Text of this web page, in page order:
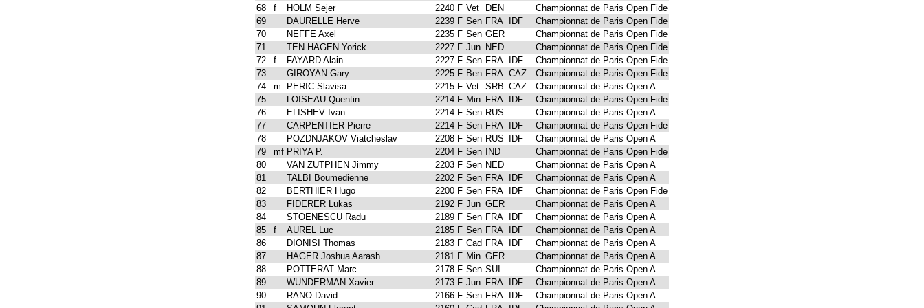
68 f HOLM Sejer 2240 F Vet DEN
Championnat de Paris Open Fide
69
DAURELLE Herve 2239 F Sen FRA IDF
Championnat de Paris Open Fide
70
NEFFE Axel 2235 F Sen GER
Championnat de Paris Open Fide
71
TEN HAGEN Yorick 2227 F Jun NED
Championnat de Paris Open Fide
72
f FAYARD Alain 2227 F Sen FRA IDF
Championnat de Paris Open Fide
73
GIROYAN Gary 2225 F Ben FRA CAZ
Championnat de Paris Open Fide
74
m PERIC Slavisa 2215 F Vet SRB CAZ
Championnat de Paris Open A
75
LOISEAU Quentin 2214 F Min FRA IDF
Championnat de Paris Open Fide
76
ELISHEV Ivan 2214 F Sen RUS
Championnat de Paris Open A
77
CARPENTIER Pierre 2214 F Sen FRA IDF
Championnat de Paris Open Fide
78
POZDNJAKOV Viatcheslav 2208 F Sen RUS IDF
Championnat de Paris Open A
79
mf PRIYA P. 2204 F Sen IND
Championnat de Paris Open Fide
80
VAN ZUTPHEN Jimmy 2203 F Sen NED
Championnat de Paris Open A
81
TALBI Boumedienne 2202 F Sen FRA IDF
Championnat de Paris Open A
82
BERTHIER Hugo 2200 F Sen FRA IDF
Championnat de Paris Open Fide
83
FIDERER Lukas 2192 F Jun GER
Championnat de Paris Open A
84
STOENESCU Radu 2189 F Sen FRA IDF
Championnat de Paris Open A
85
f AUREL Luc 2185 F Sen FRA IDF
Championnat de Paris Open A
86
DIONISI Thomas 2183 F Cad FRA IDF
Championnat de Paris Open A
87
HAGER Joshua Aarash 2181 F Min GER
Championnat de Paris Open A
88
POTTERAT Marc 2178 F Sen SUI
Championnat de Paris Open A
89
WUNDERMAN Xavier 2173 F Jun FRA IDF
Championnat de Paris Open A
90
RANO David 2166 F Sen FRA IDF
Championnat de Paris Open A